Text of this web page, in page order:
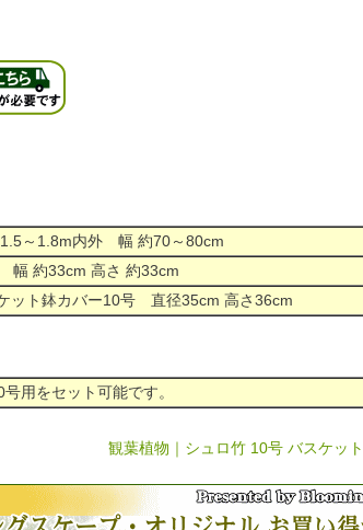
～1.8m内外 幅 約70～80cm
幅 約33cm 高さ 約33cm
ット鉢カバー10号 直径35cm 高さ36cm
用をセット可能です。
観葉植物｜シュロ竹 10号 バスケッ